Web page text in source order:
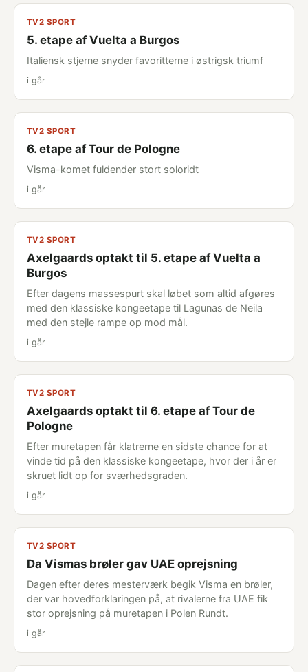
TV2 SPORT
5. etape af Vuelta a Burgos
Italiensk stjerne snyder favoritterne i østrigsk triumf
i går
TV2 SPORT
6. etape af Tour de Pologne
Visma-komet fuldender stort soloridt
i går
TV2 SPORT
Axelgaards optakt til 5. etape af Vuelta a
Burgos
Efter dagens massespurt skal løbet som altid afgøres
med den klassiske kongeetape til Lagunas de Neila
med den stejle rampe op mod mål.
i går
TV2 SPORT
Axelgaards optakt til 6. etape af Tour de
Pologne
Efter muretapen får klatrerne en sidste chance for at
vinde tid på den klassiske kongeetape, hvor der i år er
skruet lidt op for sværhedsgraden.
i går
TV2 SPORT
Da Vismas brøler gav UAE oprejsning
Dagen efter deres mesterværk begik Visma en brøler,
der var hovedforklaringen på, at rivalerne fra UAE fik
stor oprejsning på muretapen i Polen Rundt.
i går